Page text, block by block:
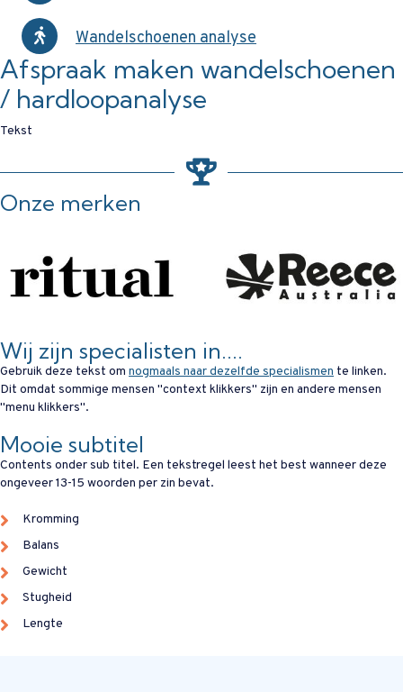
Wandelschoenen analyse
Afspraak maken wandelschoenen
/ hardloopanalyse
Tekst
Onze merken
Wij zijn specialisten in....
Gebruik deze tekst om nogmaals naar dezelfde specialismen te linken.
Dit omdat sommige mensen "context klikkers" zijn en andere mensen
"menu klikkers".
Mooie subtitel
Contents onder sub titel. Een tekstregel leest het best wanneer deze
ongeveer 13-15 woorden per zin bevat.
Kromming
Balans
Gewicht
Stugheid
Lengte